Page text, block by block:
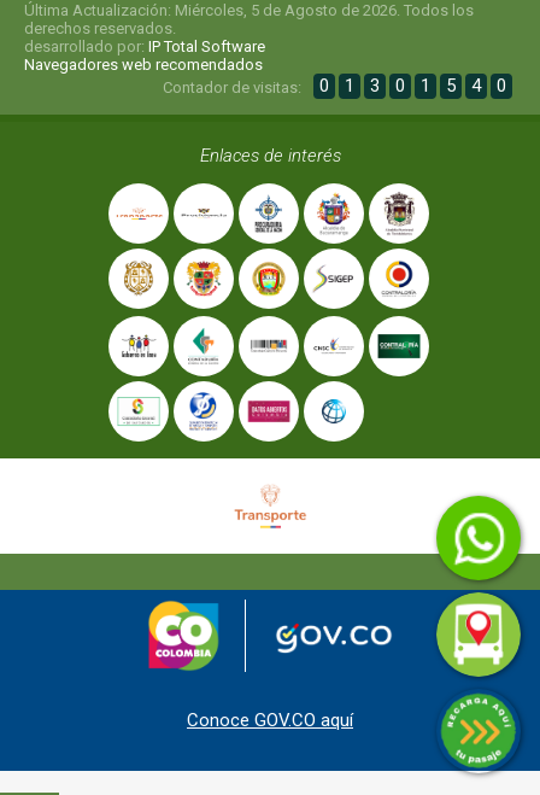
Última Actualización: Miércoles, 5 de Agosto de 2026. Todos los
derechos reservados.
desarrollado por: IP Total Software
Navegadores web recomendados
Contador de visitas:
0 1 3 0 1 5 4 0
Enlaces de interés
Conoce GOV.CO aquí